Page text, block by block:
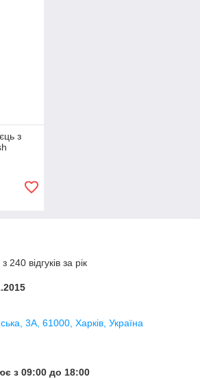
з
240 відгуків за рік
3А, 61000, Харків, Україна
з 09:00 до 18:00